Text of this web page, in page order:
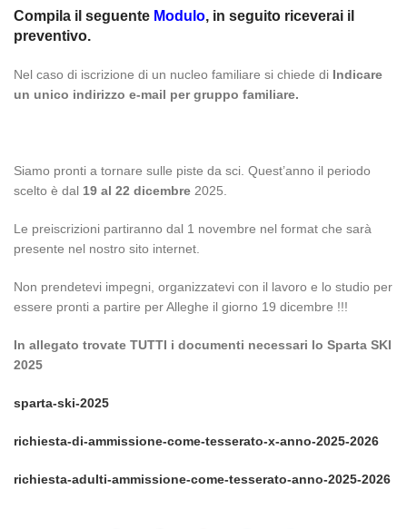
Compila il seguente Modulo, in seguito riceverai il
preventivo.
Nel caso di iscrizione di un nucleo familiare si chiede di Indicare
un unico indirizzo e-mail per gruppo familiare.
Siamo pronti a tornare sulle piste da sci. Quest’anno il periodo
scelto è dal 19 al 22 dicembre 2025.
Le preiscrizioni partiranno dal 1 novembre nel format che sarà
presente nel nostro sito internet.
Non prendetevi impegni, organizzatevi con il lavoro e lo studio per
essere pronti a partire per Alleghe il giorno 19 dicembre !!!
In allegato trovate TUTTI i documenti necessari lo Sparta SKI
2025
sparta-ski-2025
richiesta-di-ammissione-come-tesserato-x-anno-2025-2026
richiesta-adulti-ammissione-come-tesserato-anno-2025-2026